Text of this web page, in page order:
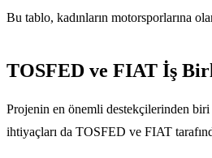
Bu tablo, kadınların motorsporlarına
TOSFED ve FIAT İş
Projenin en önemli destekçilerinden biri
ihtiyaçları da TOSFED ve FIAT